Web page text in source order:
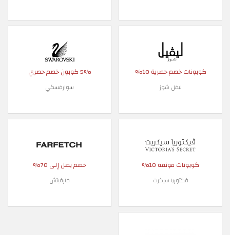
كوبونات خصم حصرية 10%
ليفل شوز
5% كوبون خصم حصري
سوارفسكي
كوبونات موثقة 10%
فكتوريا سيكرت
خصم يصل إلى 70%
فارفيتش